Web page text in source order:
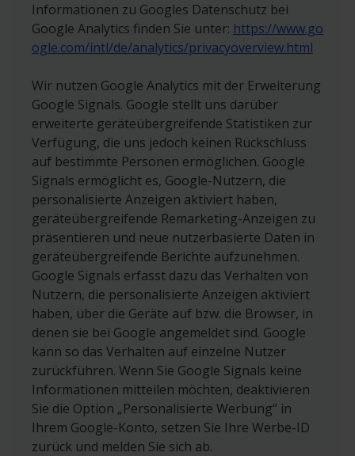
Informationen zu Googles Datenschutz bei
Google Analytics finden Sie unter: https://www.go
ogle.com/intl/de/analytics/privacyoverview.html
Wir nutzen Google Analytics mit der Erweiterung
Google Signals. Google stellt uns darüber
erweiterte geräteübergreifende Statistiken zur
Verfügung, die uns jedoch keinen Rückschluss
auf bestimmte Personen ermöglichen. Google
Signals ermöglicht es, Google-Nutzern, die
personalisierte Anzeigen aktiviert haben,
geräteübergreifende Remarketing-Anzeigen zu
präsentieren und neue nutzerbasierte Daten in
geräteübergreifende Berichte aufzunehmen.
Google Signals erfasst dazu das Verhalten von
Nutzern, die personalisierte Anzeigen aktiviert
haben, über die Geräte auf bzw. die Browser, in
denen sie bei Google angemeldet sind. Google
kann so das Verhalten auf einzelne Nutzer
zurückführen. Wenn Sie Google Signals keine
Informationen mitteilen möchten, deaktivieren
Sie die Option „Personalisierte Werbung“ in
Ihrem Google-Konto, setzen Sie Ihre Werbe-ID
zurück und melden Sie sich ab.